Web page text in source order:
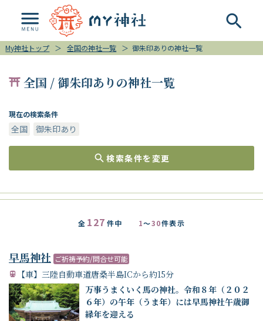
My神社トップ ＞ 全国の神社一覧 ＞ 御朱印ありの神社一覧
全国 / 御朱印ありの神社一覧
現在の検索条件
全国 御朱印あり
検索条件を変更
全 127 件中 1～30件表示
早馬神社 ご祈祷予約/問合せ可能
【車】三陸自動車道唐桑半島ICから約15分
万事うまくいく馬の神社。令和８年（２０２
６年）の午年（うま年）には早馬神社午歳御
縁年を迎える